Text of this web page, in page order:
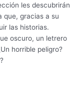
les descubrirán
que, gracias a su
las historias.
oscuro, un letrero
horrible peligro?